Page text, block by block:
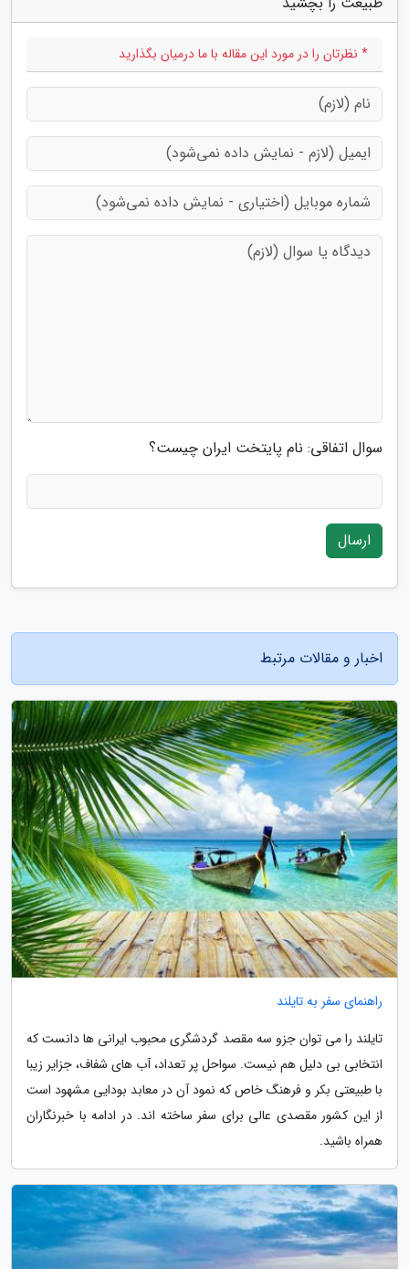
* نظرتان را در مورد این مقاله با ما درمیان بگذارید
سوال اتفاقی: نام پایتخت ایران چیست؟
ارسال
اخبار و مقالات مرتبط
راهنمای سفر به تایلند
تایلند را می توان جزو سه مقصد گردشگری محبوب ایرانی ها دانست که
انتخابی بی دلیل هم نیست. سواحل پر تعداد، آب های شفاف، جزایر زیبا
با طبیعتی بکر و فرهنگ خاص که نمود آن در معابد بودایی مشهود است
از این کشور مقصدی عالی برای سفر ساخته اند. در ادامه با خبرنگاران
همراه باشید.